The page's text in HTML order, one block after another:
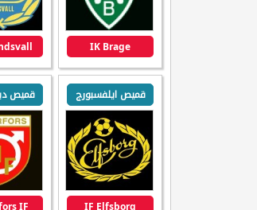
IK Brage
قميص ايلفسبورج
IF Elfsborg
قميص
IF